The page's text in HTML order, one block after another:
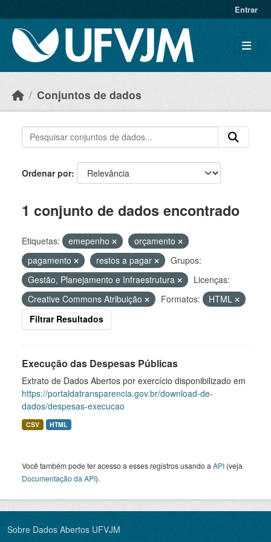
Entrar
Conjuntos de dados
Ordenar por
1 conjunto de dados encontrado
Etiquetas: emepenho
orçamento
pagamento
restos a pagar
Grupos:
Gestão, Planejamento e Infraestrutura
Licenças:
Creative Commons Atribuição
Formatos:
HTML
Filtrar Resultados
Execução das Despesas Públicas
Extrato de Dados Abertos por exercício disponibilizado em
https://portaldatransparencia.gov.br/download-de-
dados/despesas-execucao
CSV HTML
Você também pode ter acesso a esses registros usando a API (veja
Documentação da API).
Sobre Dados Abertos UFVJM